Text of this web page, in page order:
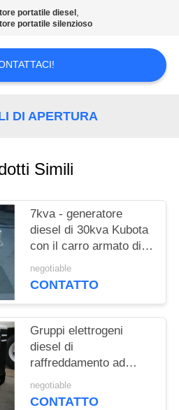
portatile diesel ,
portatile silenzioso
DI APERTURA
Simili
7kva - generatore
diesel di 30kva Kubota
con il carro armato di
otto ore della base di
operazione
negotiable
CONTATTO
Gruppi elettrogeni
diesel di
raffreddamento ad
acqua Kubota 8KW
50HZ 1500RPM
negotiable
CONTATTO